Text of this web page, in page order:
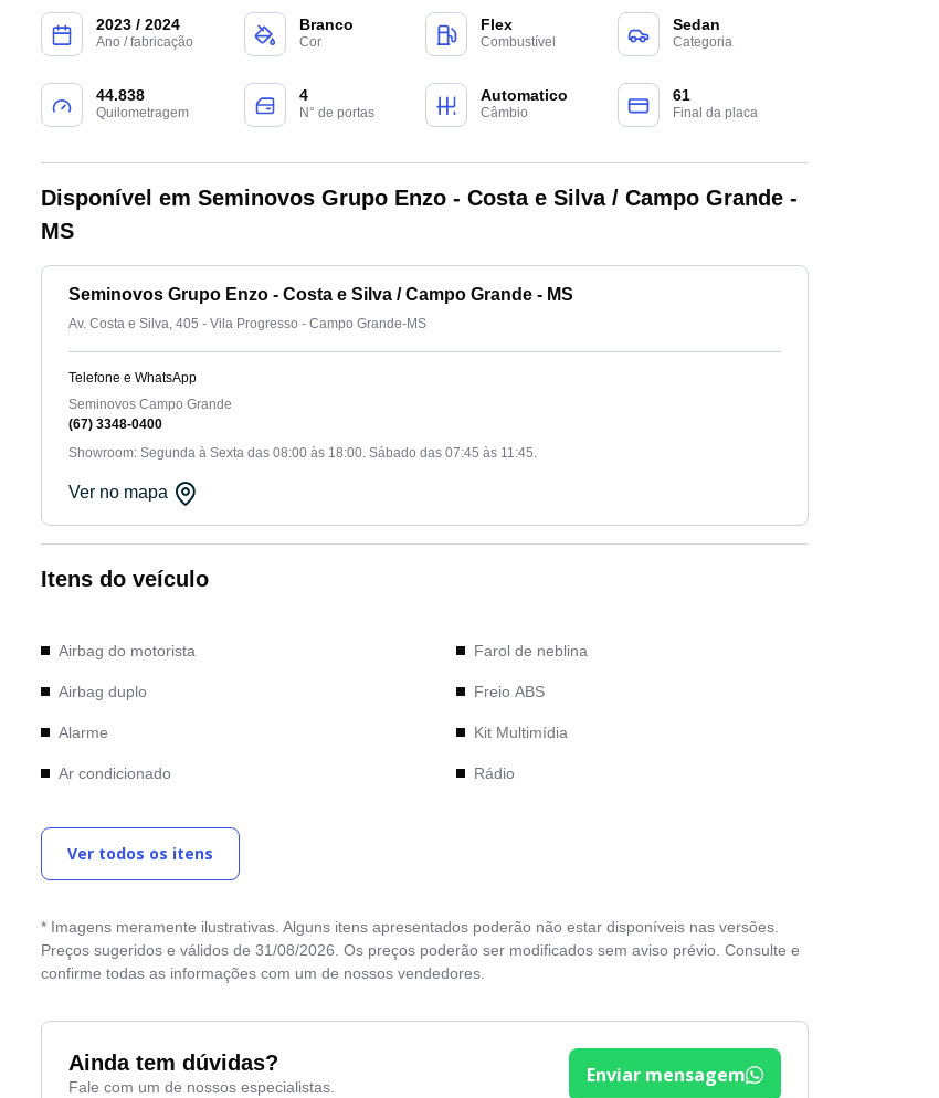
2023 / 2024
Ano / fabricação
Branco
Cor
Flex
Combustível
Sedan
Categoria
44.838
Quilometragem
4
N° de portas
Automatico
Câmbio
61
Final da placa
Disponível em Seminovos Grupo Enzo - Costa e Silva / Campo Grande -
MS
Seminovos Grupo Enzo - Costa e Silva / Campo Grande - MS
Av. Costa e Silva, 405 - Vila Progresso - Campo Grande-MS
Telefone e WhatsApp
Seminovos Campo Grande
(67) 3348-0400
Showroom: Segunda à Sexta das 08:00 às 18:00. Sábado das 07:45 às 11:45.
Ver no mapa
Itens do veículo
Airbag do motorista
Airbag duplo
Alarme
Ar condicionado
Computador de bordo
Direção Elétrica
Direção hidráulica
Entrada USB
Farol de neblina
Freio ABS
Kit Multimídia
Rádio
Travas elétricas
Vidros elétricos
Volante com Regulagem de Altura
Ver todos os itens
* Imagens meramente ilustrativas. Alguns itens apresentados poderão não estar disponíveis nas versões.
Preços sugeridos e válidos de 31/08/2026. Os preços poderão ser modificados sem aviso prévio. Consulte e
confirme todas as informações com um de nossos vendedores.
Ainda tem dúvidas?
Fale com um de nossos especialistas.
Enviar mensagem